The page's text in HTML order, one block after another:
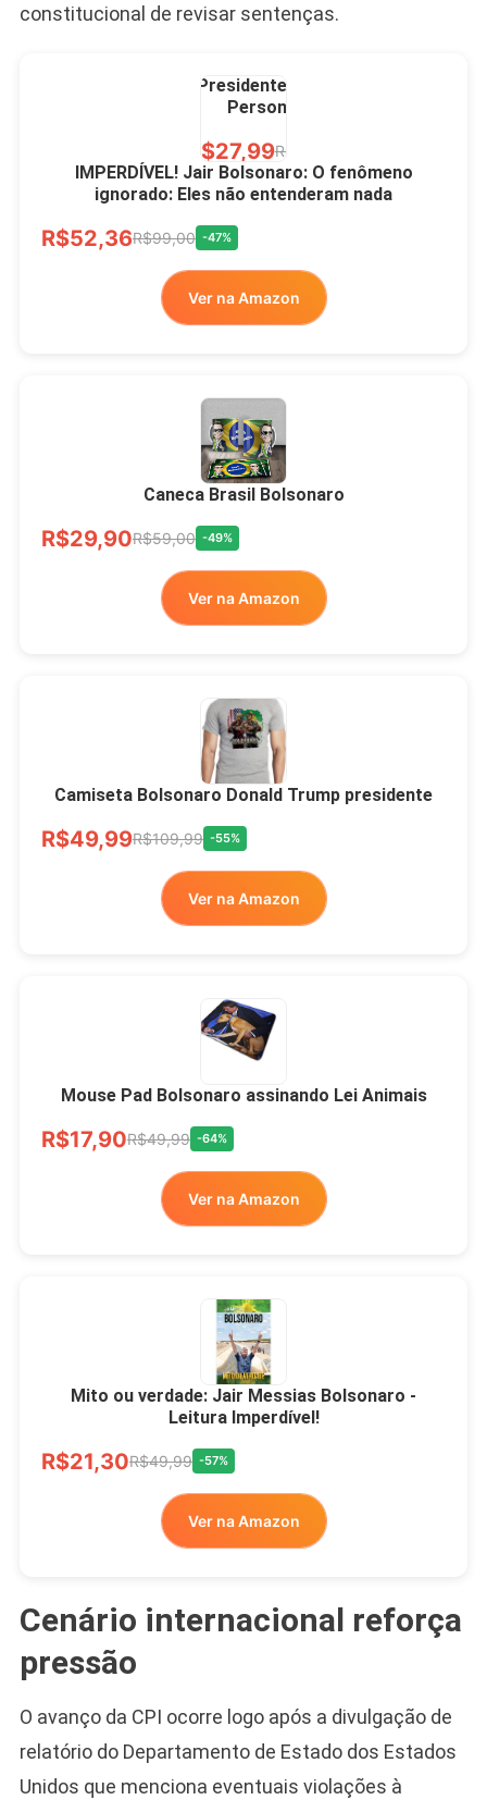
constitucional de revisar sentenças.
Presidente Porcelana
Personalizada
R$27,99R$49,00
Xícara Bolsonaro
Brasão Deus Acima De
Todos
R$33,00
Ver no MERCADO
LIVRE
IMPERDÍVEL! Jair Bolsonaro: O fenômeno
ignorado: Eles não entenderam nada
R$52,36R$99,00 -47%
Ver na Amazon
Caneca Brasil Bolsonaro
R$29,90R$59,00 -49%
Ver na Amazon
Camiseta Bolsonaro Donald Trump presidente
R$49,99R$109,99 -55%
Ver na Amazon
Mouse Pad Bolsonaro assinando Lei Animais
R$17,90R$49,99 -64%
Ver na Amazon
Mito ou verdade: Jair Messias Bolsonaro -
Leitura Imperdível!
R$21,30R$49,99 -57%
Ver na Amazon
Cenário internacional reforça
pressão
O avanço da CPI ocorre logo após a divulgação de
relatório do Departamento de Estado dos Estados
Unidos que menciona eventuais violações à